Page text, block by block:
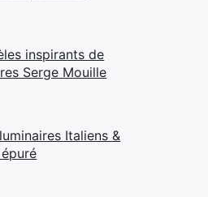
inspirants de
Serge Mouille
Italiens &